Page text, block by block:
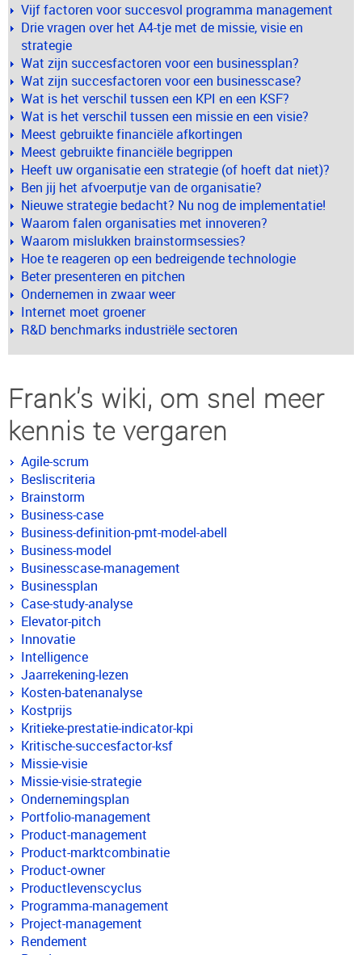
Vijf factoren voor succesvol programma management
Drie vragen over het A4-tje met de missie, visie en
strategie
Wat zijn succesfactoren voor een businessplan?
Wat zijn succesfactoren voor een businesscase?
Wat is het verschil tussen een KPI en een KSF?
Wat is het verschil tussen een missie en een visie?
Meest gebruikte financiële afkortingen
Meest gebruikte financiële begrippen
Heeft uw organisatie een strategie (of hoeft dat niet)?
Ben jij het afvoerputje van de organisatie?
Nieuwe strategie bedacht? Nu nog de implementatie!
Waarom falen organisaties met innoveren?
Waarom mislukken brainstormsessies?
Hoe te reageren op een bedreigende technologie
Beter presenteren en pitchen
Ondernemen in zwaar weer
Internet moet groener
R&D benchmarks industriële sectoren
Frank's wiki, om snel meer
kennis te vergaren
Agile-scrum
Besliscriteria
Brainstorm
Business-case
Business-definition-pmt-model-abell
Business-model
Businesscase-management
Businessplan
Case-study-analyse
Elevator-pitch
Innovatie
Intelligence
Jaarrekening-lezen
Kosten-batenanalyse
Kostprijs
Kritieke-prestatie-indicator-kpi
Kritische-succesfactor-ksf
Missie-visie
Missie-visie-strategie
Ondernemingsplan
Portfolio-management
Product-management
Product-marktcombinatie
Product-owner
Productlevenscyclus
Programma-management
Project-management
Rendement